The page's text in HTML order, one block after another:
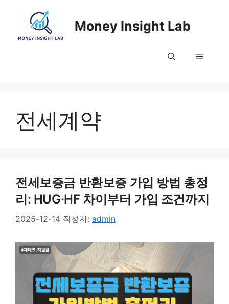
Money Insight Lab
메
전세계약
전세보증금 반환보증 가입 방법 총정
리: HUG·HF 차이부터 가입 조건까지
2025-12-14 작성자: admin